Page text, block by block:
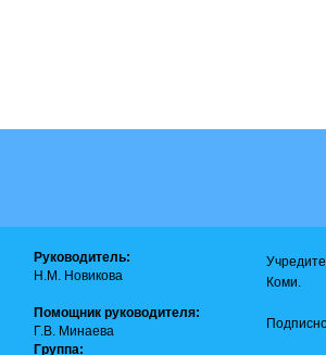
Руководитель:
Н.М. Новикова
Помощник руководителя:
Г.В. Минаева
Группа:
Коми.